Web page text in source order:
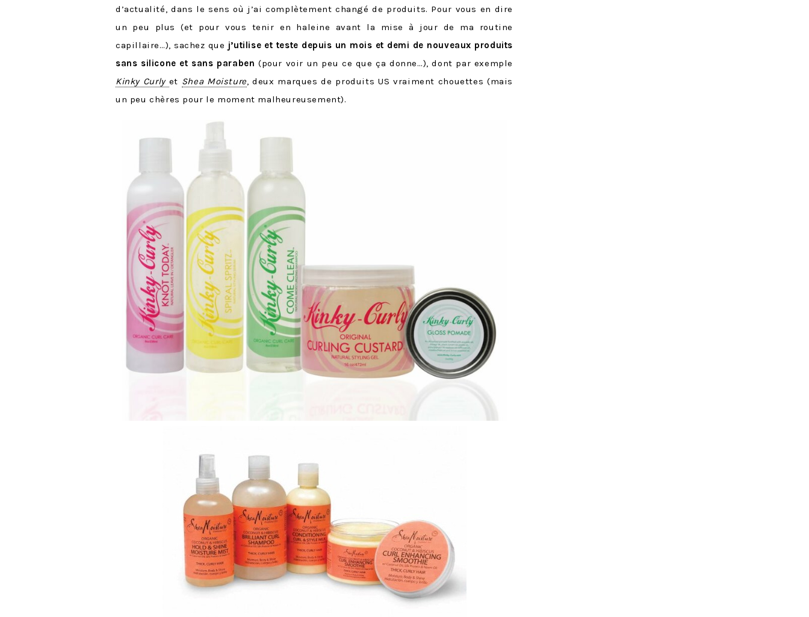
d’actualité, dans le sens où j’ai complètement changé de produits. Pour vous en dire
un peu plus (et pour vous tenir en haleine avant la mise à jour de ma routine
capillaire…), sachez que j’utilise et teste depuis un mois et demi de nouveaux produits
sans silicone et sans paraben(pour voir un peu ce que ça donne…), dont par exemple
Kinky Curly et Shea Moisture, deux marques de produits US vraiment chouettes (mais
un peu chères pour le moment malheureusement).